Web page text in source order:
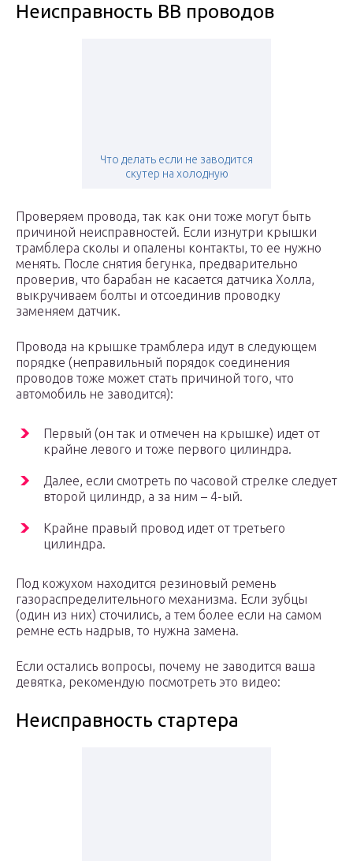
Неисправность ВВ проводов
Что делать если не заводится
скутер на холодную
Проверяем провода, так как они тоже могут быть
причиной неисправностей. Если изнутри крышки
трамблера сколы и опалены контакты, то ее нужно
менять. После снятия бегунка, предварительно
проверив, что барабан не касается датчика Холла,
выкручиваем болты и отсоединив проводку
заменяем датчик.
Провода на крышке трамблера идут в следующем
порядке (неправильный порядок соединения
проводов тоже может стать причиной того, что
автомобиль не заводится):
Первый (он так и отмечен на крышке) идет от
крайне левого и тоже первого цилиндра.
Далее, если смотреть по часовой стрелке следует
второй цилиндр, а за ним – 4-ый.
Крайне правый провод идет от третьего
цилиндра.
Под кожухом находится резиновый ремень
газораспределительного механизма. Если зубцы
(один из них) сточились, а тем более если на самом
ремне есть надрыв, то нужна замена.
Если остались вопросы, почему не заводится ваша
девятка, рекомендую посмотреть это видео:
Неисправность стартера